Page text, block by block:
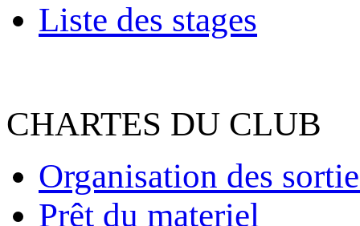
Liste des stages
CHARTES DU CLUB
Organisation des
Prêt du materiel